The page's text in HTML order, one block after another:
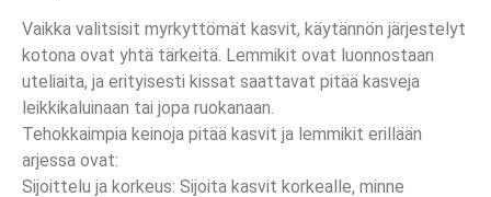
Vaikka valitsisit myrkyttömät kasvit, käytännön järjestelyt
kotona ovat yhtä tärkeitä. Lemmikit ovat luonnostaan
uteliaita, ja erityisesti kissat saattavat pitää kasveja
leikkikaluinaan tai jopa ruokanaan.
Tehokkaimpia keinoja pitää kasvit ja lemmikit erillään
arjessa ovat:
Sijoittelu ja korkeus: Sijoita kasvit korkealle, minne